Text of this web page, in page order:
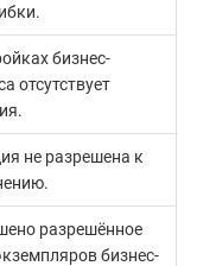
бизнес-
отсутствует
не разрешена к
разрешённое
бизнес-